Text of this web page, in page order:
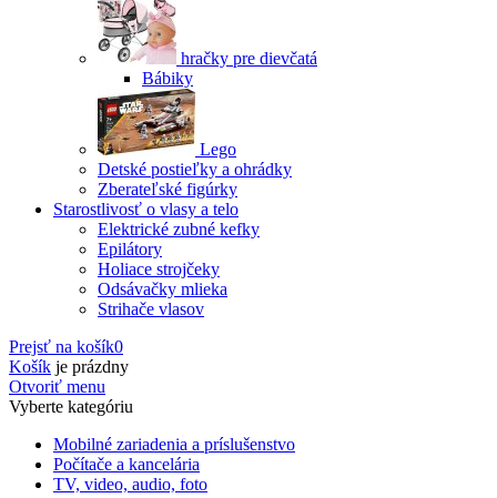
hračky pre dievčatá
Bábiky
Lego
Detské postieľky a ohrádky
Zberateľské figúrky
Starostlivosť o vlasy a telo
Elektrické zubné kefky
Epilátory
Holiace strojčeky
Odsávačky mlieka
Strihače vlasov
Prejsť na košík0
Košík je prázdny
Otvoriť menu
Vyberte kategóriu
Mobilné zariadenia a príslušenstvo
Počítače a kancelária
TV, video, audio, foto